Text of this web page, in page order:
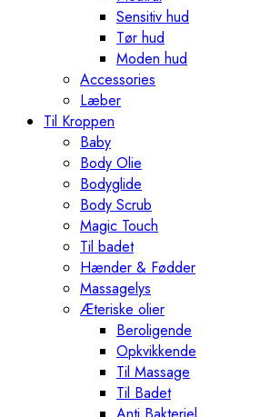
Sensitiv hud
Tør hud
Moden hud
Accessories
Læber
Til Kroppen
Baby
Body Olie
Bodyglide
Body Scrub
Magic Touch
Til badet
Hænder & Fødder
Massagelys
Æteriske olier
Beroligende
Opkvikkende
Til Massage
Til Badet